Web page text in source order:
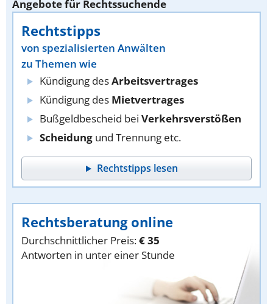
Angebote für Rechtssuchende
Rechtstipps
von spezialisierten Anwälten
zu Themen wie
Kündigung desArbeitsvertrages
Kündigung des Mietvertrages
Bußgeldbescheid bei Verkehrsverstößen
Scheidung und Trennung etc.
Rechtstipps lesen
Rechtsberatung online
Durchschnittlicher Preis:€ 35
Antworten in unter einer Stunde